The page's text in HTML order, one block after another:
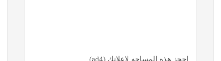
احجز هذه المساحه لإعلانك (ad4)